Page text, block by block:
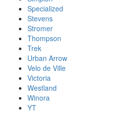
Specialized
Stevens
Stromer
Thompson
Trek
Urban Arrow
Velo de Ville
Victoria
Westland
Winora
YT